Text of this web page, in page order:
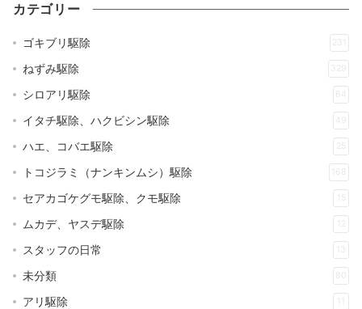
カテゴリー
ゴキブリ駆除 231
ねずみ駆除 329
シロアリ駆除 64
イタチ駆除、ハクビシン駆除 49
ハエ、コバエ駆除 25
トコジラミ（ナンキンムシ）駆除 168
セアカゴケグモ駆除、クモ駆除 15
ムカデ、ヤスデ駆除 12
スタッフの日常 13
未分類 80
アリ駆除